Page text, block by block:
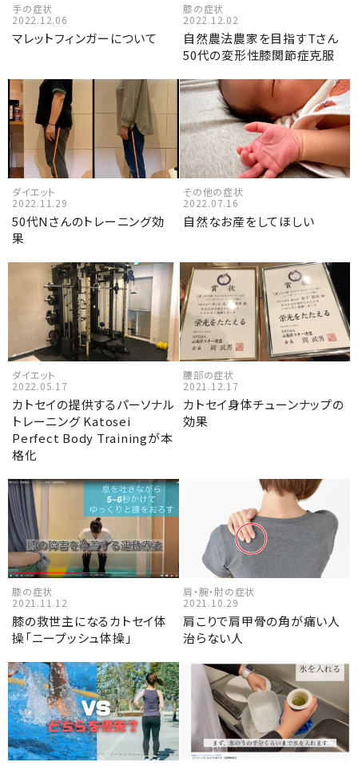
手の症状
2022.12.06
マレットフィンガーについて
膝の症状
2022.12.02
自然農法農家を目指すTさん
50代の変形性膝関節症克服
ダイエット
2022.11.29
50代Nさんのトレーニング効
果
その他の症状
2022.07.16
自然なお産をしてほしい
ダイエット
2022.05.17
カトセイの提供するパーソナル
トレーニング Katosei
Perfect Body Trainingが本
格化
腰部の症状
2021.12.17
カトセイ身体チューンナップの
効果
膝の症状
2021.11.12
膝の救世主になるカトセイ体
操「ニープッシュ体操」
肩・腕・肘の症状
2021.10.29
肩こりで肩甲骨の角が痛い人
治らない人